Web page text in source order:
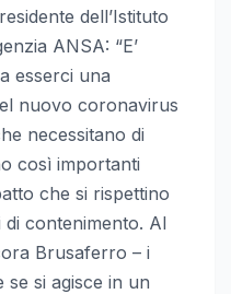
dell’Istituto
ANSA: “E’
esserci una
nuovo coronavirus
necessitano di
così importanti
che si rispettino
contenimento. Al
Brusaferro – i
se si agisce in un